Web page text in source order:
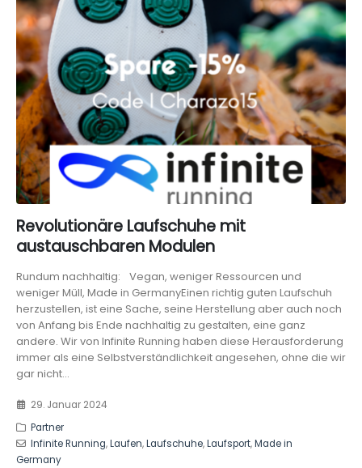
Revolutionäre Laufschuhe mit
austauschbaren Modulen
Rundum nachhaltig: Vegan, weniger Ressourcen und
weniger Müll, Made in GermanyEinen richtig guten Laufschuh
herzustellen, ist eine Sache, seine Herstellung aber auch noch
von Anfang bis Ende nachhaltig zu gestalten, eine ganz
andere. Wir von Infinite Running haben diese Herausforderung
immer als eine Selbstverständlichkeit angesehen, ohne die wir
gar nicht...
29. Januar 2024
Partner
Infinite Running,Laufen,Laufschuhe,Laufsport,Made in
Germany